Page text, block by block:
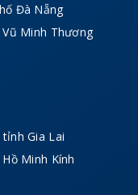
Đà Nẵng
Minh Thương
Gia Lai
Minh Kính